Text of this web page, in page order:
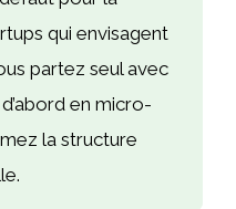
qui envisagent
partez seul avec
en micro-
la structure